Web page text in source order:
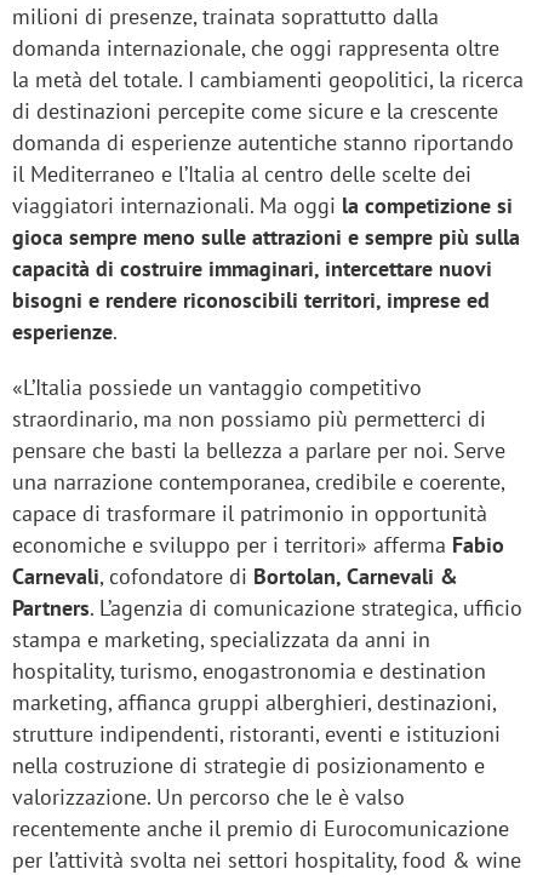
milioni di presenze, trainata soprattutto dalla
domanda internazionale, che oggi rappresenta oltre
la metà del totale. I cambiamenti geopolitici, la ricerca
di destinazioni percepite come sicure e la crescente
domanda di esperienze autentiche stanno riportando
il Mediterraneo e l’Italia al centro delle scelte dei
viaggiatori internazionali. Ma oggi la competizione si
gioca sempre meno sulle attrazioni e sempre più sulla
capacità di costruire immaginari, intercettare nuovi
bisogni e rendere riconoscibili territori, imprese ed
esperienze.
«L’Italia possiede un vantaggio competitivo
straordinario, ma non possiamo più permetterci di
pensare che basti la bellezza a parlare per noi. Serve
una narrazione contemporanea, credibile e coerente,
capace di trasformare il patrimonio in opportunità
economiche e sviluppo per i territori» afferma Fabio
Carnevali, cofondatore di Bortolan, Carnevali &
Partners. L’agenzia di comunicazione strategica, ufficio
stampa e marketing, specializzata da anni in
hospitality, turismo, enogastronomia e destination
marketing, affianca gruppi alberghieri, destinazioni,
strutture indipendenti, ristoranti, eventi e istituzioni
nella costruzione di strategie di posizionamento e
valorizzazione. Un percorso che le è valso
recentemente anche il premio di Eurocomunicazione
per l’attività svolta nei settori hospitality, food & wine